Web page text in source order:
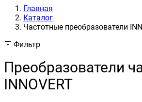
Главная
Каталог
Частотные преобразователи
Фильтр
Преобразователи
INNOVERT